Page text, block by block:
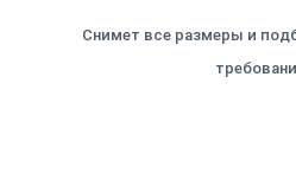
Снимет все размеры и